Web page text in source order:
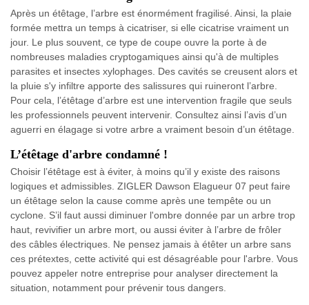
Après un étêtage, l’arbre est énormément fragilisé. Ainsi, la plaie
formée mettra un temps à cicatriser, si elle cicatrise vraiment un
jour. Le plus souvent, ce type de coupe ouvre la porte à de
nombreuses maladies cryptogamiques ainsi qu'à de multiples
parasites et insectes xylophages. Des cavités se creusent alors et
la pluie s'y infiltre apporte des salissures qui ruineront l’arbre.
Pour cela, l’étêtage d’arbre est une intervention fragile que seuls
les professionnels peuvent intervenir. Consultez ainsi l’avis d’un
aguerri en élagage si votre arbre a vraiment besoin d’un étêtage.
L’étêtage d'arbre condamné !
Choisir l’étêtage est à éviter, à moins qu’il y existe des raisons
logiques et admissibles. ZIGLER Dawson Elagueur 07 peut faire
un étêtage selon la cause comme après une tempête ou un
cyclone. S’il faut aussi diminuer l'ombre donnée par un arbre trop
haut, revivifier un arbre mort, ou aussi éviter à l’arbre de frôler
des câbles électriques. Ne pensez jamais à étêter un arbre sans
ces prétextes, cette activité qui est désagréable pour l'arbre. Vous
pouvez appeler notre entreprise pour analyser directement la
situation, notamment pour prévenir tous dangers.